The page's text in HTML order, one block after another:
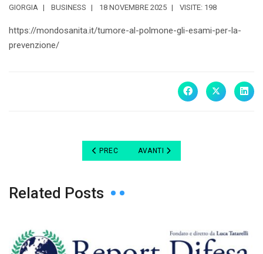
GIORGIA BUSINESS 18 NOVEMBRE 2025 VISITE: 198
https://mondosanita.it/tumore-al-polmone-gli-esami-per-la-
prevenzione/
ARTICOLO PRECEDENTE: IL PROF PASTORELLI
PREC ARTICOLO SUCCESSIVO:
AVANTI
Related Posts